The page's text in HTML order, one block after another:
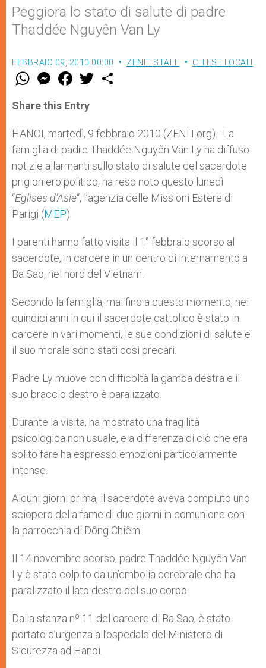
Peggiora lo stato di salute di padre
Thaddée Nguyên Van Ly
FEBBRAIO 09, 2010 00:00 ZENIT STAFF CHIESE LOCALI
W
t
s
p
p
M
e
s
e
g
e
r
F
a
e
b
o
k
w
r
Share this Entry
HANOI, martedì, 9 febbraio 2010 (ZENIT.org).- La
famiglia di padre Thaddée Nguyên Van Ly ha diffuso
notizie allarmanti sullo stato di salute del sacerdote
prigioniero politico, ha reso noto questo lunedì
“Eglises d’Asie“, l’agenzia delle Missioni Estere di
Parigi (MEP).
I parenti hanno fatto visita il 1° febbraio scorso al
sacerdote, in carcere in un centro di internamento a
Ba Sao, nel nord del Vietnam.
Secondo la famiglia, mai fino a questo momento, nei
quindici anni in cui il sacerdote cattolico è stato in
carcere in vari momenti, le sue condizioni di salute e
il suo morale sono stati così precari.
Padre Ly muove con difficoltà la gamba destra e il
suo braccio destro è paralizzato.
Durante la visita, ha mostrato una fragilità
psicologica non usuale, e a differenza di ciò che era
solito fare ha espresso emozioni particolarmente
intense.
Alcuni giorni prima, il sacerdote aveva compiuto uno
sciopero della fame di due giorni in comunione con
la parrocchia di Dông Chiêm.
Il 14 novembre scorso, padre Thaddée Nguyên Van
Ly è stato colpito da un’embolia cerebrale che ha
paralizzato il lato destro del suo corpo.
Dalla stanza nº 11 del carcere di Ba Sao, è stato
portato d’urgenza all’ospedale del Ministero di
Sicurezza ad Hanoi.